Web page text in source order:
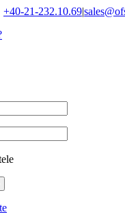
+40-21-232.10.69|